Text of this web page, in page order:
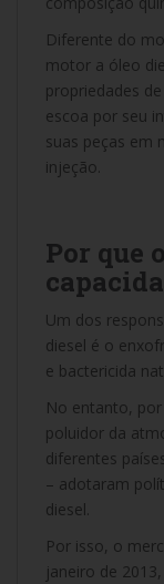
Diferente do
motor a óleo
propriedades
escoa por seu
suas peças em
injeção.
Por que
Um dos
diesel é o
e bactericida
No entanto,
poluidor da
diferentes
– adotaram
diesel.
Por isso, o
janeiro de